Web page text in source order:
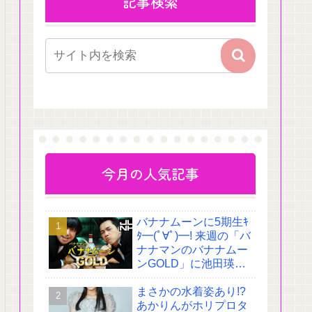
今月の人気記事
バナナムーンに5期生ｷ
ﾀ━(ﾟ∀ﾟ)━! 来週の「バ
ナナマンのバナナムー
ンGOLD」に池田瑛
が出演決定!
まさかの水着姿あり!?
あかりんがホリプロタ